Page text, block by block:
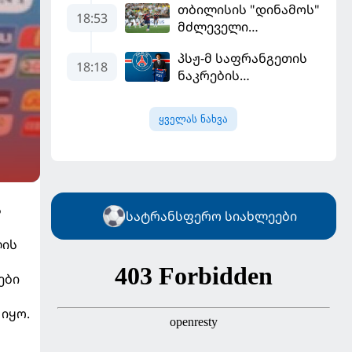
18:53
თბილისის "დინამოს"
მძლეველი
"ჰაიდუკთან"
განადგურდა
18:18
პსჟ-მ საფრანგეთის
ნაკრების
დაიმატა
ყველას ნახვა
სატრანსფერო სიახლეები